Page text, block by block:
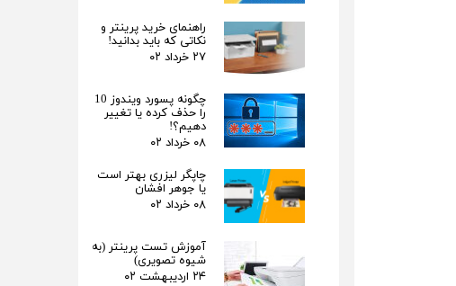
راهنمای خرید پرینتر و
نکاتی که باید بدانید!
۲۷ خرداد ۰۲
چگونه پسورد ویندوز 10
را حذف کرده یا تغییر
دهیم؟!
۰۸ خرداد ۰۲
چاپگر لیزری بهتر است
یا جوهر افشان
۰۸ خرداد ۰۲
آموزش تست پرینتر (به
شیوه تصویری)
۲۴ اردیبهشت ۰۲